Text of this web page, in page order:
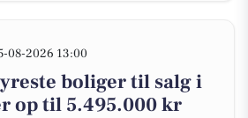
08-2026 13:00
boliger til salg i
op til 5.495.000 kr